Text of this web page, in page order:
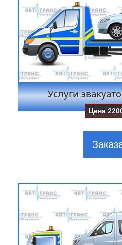
Услуги
Цена